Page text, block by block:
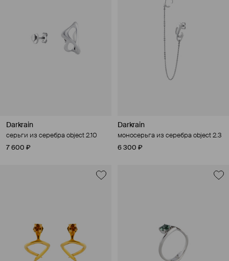
Darkrain
серьги из серебра object 2.10
7 600 ₽
Darkrain
моносерьга из серебра object 2.3
6 300 ₽